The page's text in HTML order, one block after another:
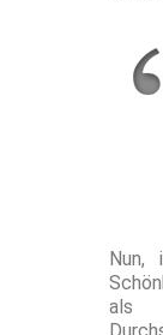
Nun,
als